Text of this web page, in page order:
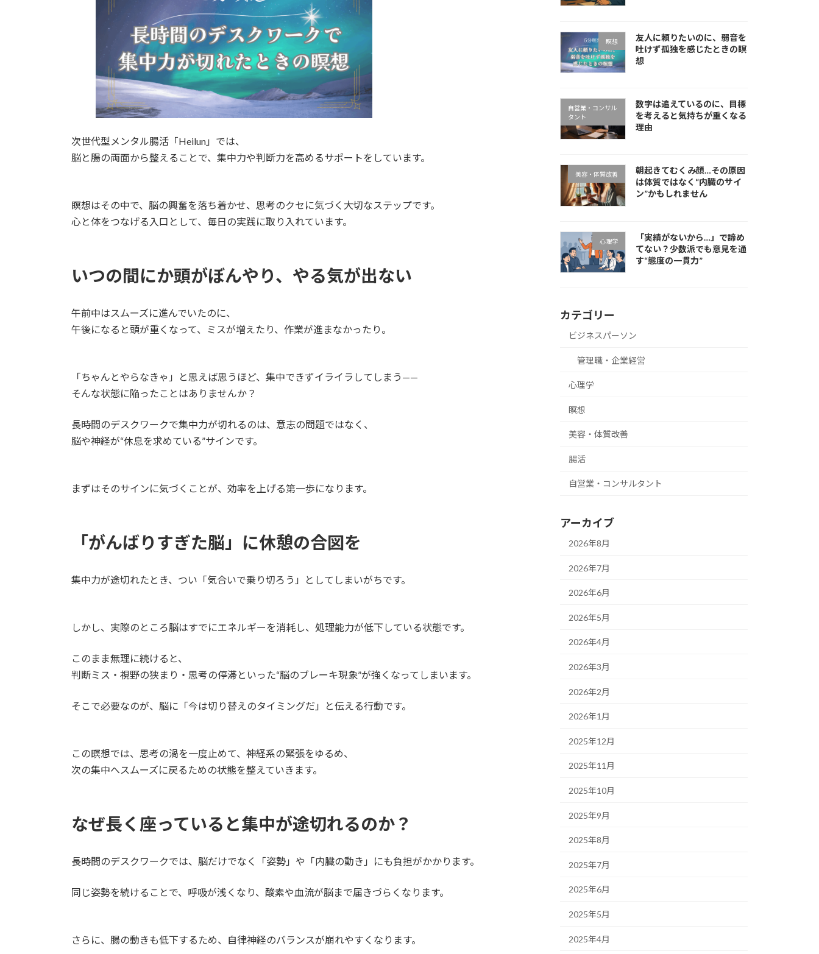
次世代型メンタル腸活「Heilun」では、
脳と腸の両面から整えることで、集中力や判断力を高めるサポートをしています。
瞑想はその中で、脳の興奮を落ち着かせ、思考のクセに気づく大切なステップです。
心と体をつなげる入口として、毎日の実践に取り入れています。
いつの間にか頭がぼんやり、やる気が出ない
午前中はスムーズに進んでいたのに、
午後になると頭が重くなって、ミスが増えたり、作業が進まなかったり。
「ちゃんとやらなきゃ」と思えば思うほど、集中できずイライラしてしまう——
そんな状態に陥ったことはありませんか？
長時間のデスクワークで集中力が切れるのは、意志の問題ではなく、
脳や神経が“休息を求めている”サインです。
まずはそのサインに気づくことが、効率を上げる第一歩になります。
「がんばりすぎた脳」に休憩の合図を
集中力が途切れたとき、つい「気合いで乗り切ろう」としてしまいがちです。
しかし、実際のところ脳はすでにエネルギーを消耗し、処理能力が低下している状態です。
このまま無理に続けると、
判断ミス・視野の狭まり・思考の停滞といった“脳のブレーキ現象”が強くなってしまいます。
そこで必要なのが、脳に「今は切り替えのタイミングだ」と伝える行動です。
この瞑想では、思考の渦を一度止めて、神経系の緊張をゆるめ、
次の集中へスムーズに戻るための状態を整えていきます。
なぜ長く座っていると集中が途切れるのか？
長時間のデスクワークでは、脳だけでなく「姿勢」や「内臓の動き」にも負担がかかります。
同じ姿勢を続けることで、呼吸が浅くなり、酸素や血流が脳まで届きづらくなります。
さらに、腸の動きも低下するため、自律神経のバランスが崩れやすくなります。
瞑想
友人に頼りたいのに、弱音を
吐けず孤独を感じたときの瞑
想
自営業・コンサル
タント
数字は追えているのに、目標
を考えると気持ちが重くなる
理由
美容・体質改善
朝起きてむくみ顔…その原因
は体質ではなく“内臓のサイ
ン”かもしれません
心理学
「実績がないから…」で諦め
てない？少数派でも意見を通
す“態度の一貫力”
カテゴリー
ビジネスパーソン
管理職・企業経営
心理学
瞑想
美容・体質改善
腸活
自営業・コンサルタント
アーカイブ
2026年8月
2026年7月
2026年6月
2026年5月
2026年4月
2026年3月
2026年2月
2026年1月
2025年12月
2025年11月
2025年10月
2025年9月
2025年8月
2025年7月
2025年6月
2025年5月
2025年4月